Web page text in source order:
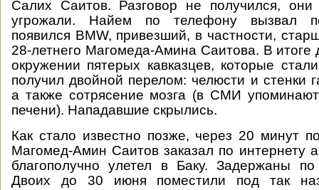
Салих Саитов. Разговор не получился,
угрожали. Найем по телефону вызвал
появился BMW, привезший, в частности,
28-летнего Магомеда-Амина Саитова. В итоге
окружении пятерых кавказцев, которые
получил двойной перелом: челюсти и стенки
а также сотрясение мозга (в СМИ
печени). Нападавшие скрылись.
Как стало известно позже, через 20 минут
Магомед-Амин Саитов заказал по интернету
благополучно улетел в Баку. Задержаны
Двоих до 30 июня поместили под так